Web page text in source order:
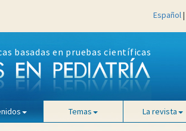
Español|
basadas en pruebas científicas
Temas La revista